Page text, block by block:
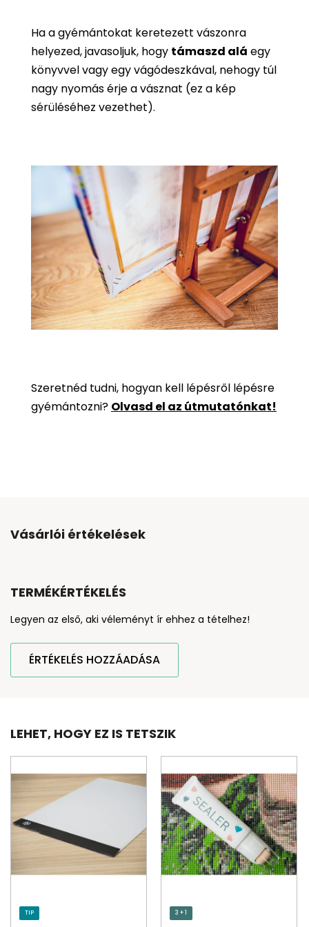
Ha a gyémántokat keretezett vászonra
helyezed, javasoljuk, hogy támaszd alá egy
könyvvel vagy egy vágódeszkával, nehogy túl
nagy nyomás érje a vásznat (ez a kép
sérüléséhez vezethet).
Szeretnéd tudni, hogyan kell lépésről lépésre
gyémántozni? Olvasd el az útmutatónkat!
Vásárlói értékelések
TERMÉKÉRTÉKELÉS
Legyen az első, aki véleményt ír ehhez a tételhez!
ÉRTÉKELÉS HOZZÁADÁSA
LEHET, HOGY EZ IS TETSZIK
TIP 3 + 1